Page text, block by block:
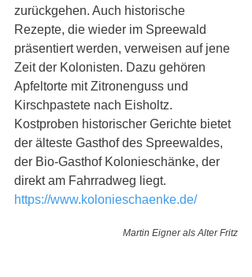
zurückgehen. Auch historische
Rezepte, die wieder im Spreewald
präsentiert werden, verweisen auf jene
Zeit der Kolonisten. Dazu gehören
Apfeltorte mit Zitronenguss und
Kirschpastete nach Eisholtz.
Kostproben historischer Gerichte bietet
der älteste Gasthof des Spreewaldes,
der Bio-Gasthof Kolonieschänke, der
direkt am Fahrradweg liegt.
https://www.kolonieschaenke.de/
Martin Eigner als Alter Fritz